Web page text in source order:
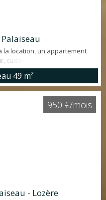
la location, un appartement
cuisine US aménagée et
tout à deux minutes à pieds
64 36 72 49
49 m²
- Lozère
950 €/mois